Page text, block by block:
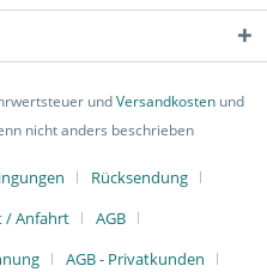
undVersandkostenund
nicht anders beschrieben
Rücksendung
/ Anfahrt
AGB
AGB - Privatkunden